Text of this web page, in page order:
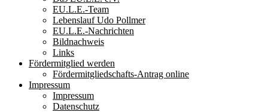
EU.L.E.-Team
Lebenslauf Udo Pollmer
EU.L.E.-Nachrichten
Bildnachweis
Links
Fördermitglied werden
Fördermitgliedschafts-Antrag online
Impressum
Impressum
Datenschutz